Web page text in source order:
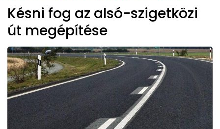
Késni fog az alsó-szigetközi
út megépítése